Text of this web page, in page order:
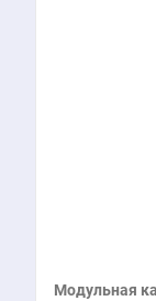
Модульная